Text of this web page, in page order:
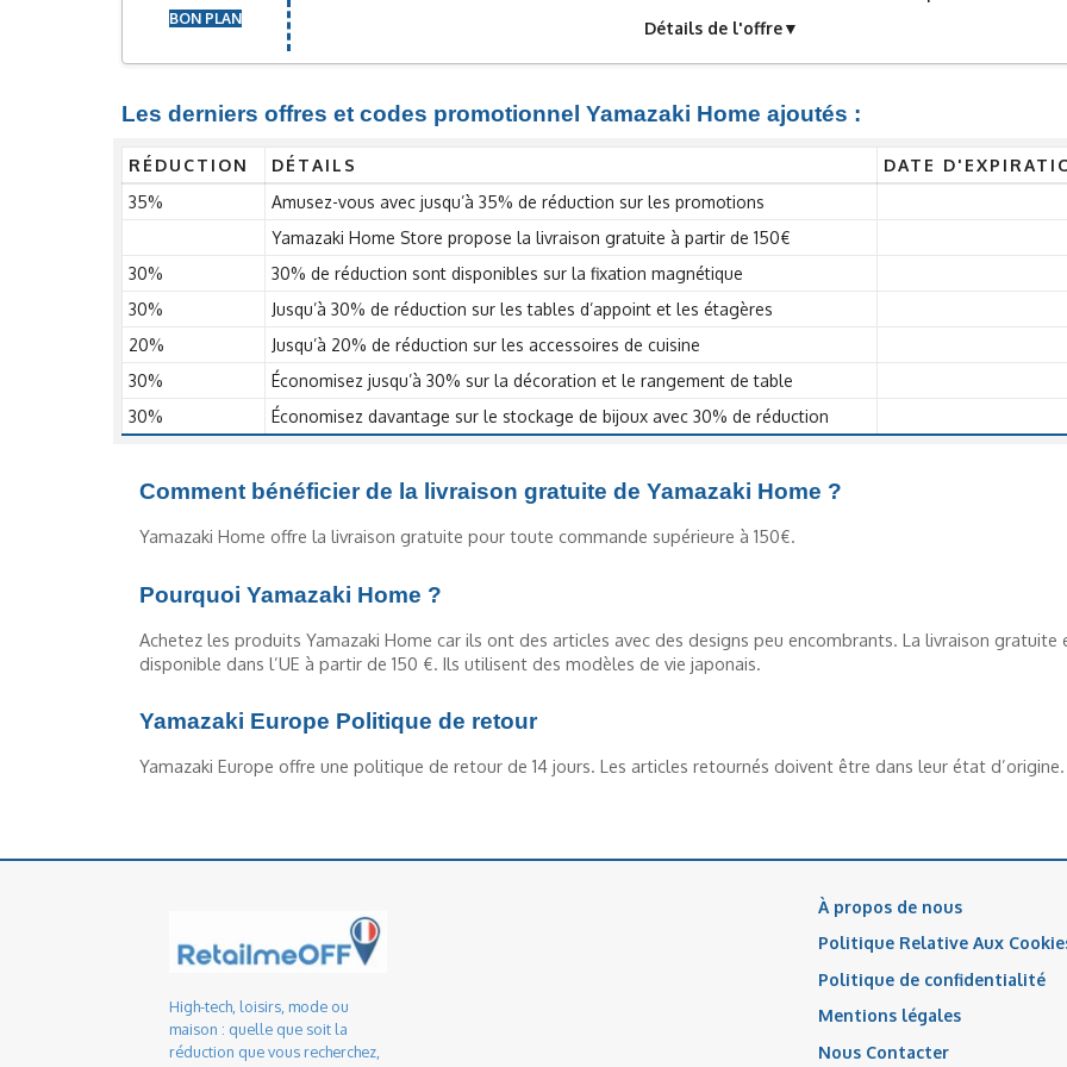
BON PLAN Détails de l'offre
Les derniers offres et codes promotionnel Yamazaki Home ajoutés :
RÉDUCTION DÉTAILS
DATE
35%
Amusez-vous avec jusqu’à 35% de réduction sur les promotions
Yamazaki Home Store propose la livraison gratuite à partir de 150€
30%
30% de réduction sont disponibles sur la fixation magnétique
30%
Jusqu’à 30% de réduction sur les tables d’appoint et les étagères
20%
Jusqu’à 20% de réduction sur les accessoires de cuisine
30%
Économisez jusqu’à 30% sur la décoration et le rangement de table
30%
Économisez davantage sur le stockage de bijoux avec 30% de réduction
Comment bénéficier de la livraison gratuite de Yamazaki Home ?
Yamazaki Home offre la livraison gratuite pour toute commande supérieure à 150€.
Pourquoi Yamazaki Home ?
Achetez les produits Yamazaki Home car ils ont des articles avec des designs peu encombrants. La livraison gratuite
disponible dans l’UE à partir de 150 €. Ils utilisent des modèles de vie japonais.
Yamazaki Europe Politique de retour
Yamazaki Europe offre une politique de retour de 14 jours. Les articles retournés doivent être dans leur état d’origine.
High-tech, loisirs, mode ou
maison : quelle que soit la
réduction que vous recherchez,
À propos de nous
Politique Relative Aux
Politique de confidentialité
Mentions légales
Nous Contacter